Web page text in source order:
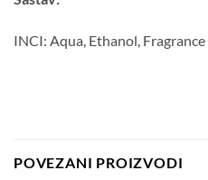
INCI: Aqua, Ethanol, Fragrance
POVEZANI PROIZVODI